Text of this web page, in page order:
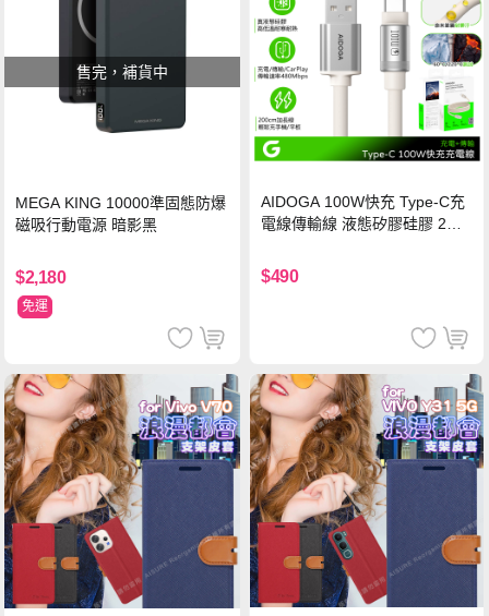
售完，補貨中
MEGA KING 10000準固態防爆
磁吸行動電源 暗影黑
$2,180
免運
AIDOGA 100W快充 Type-C充
電線傳輸線 液態矽膠硅膠 2M
$490